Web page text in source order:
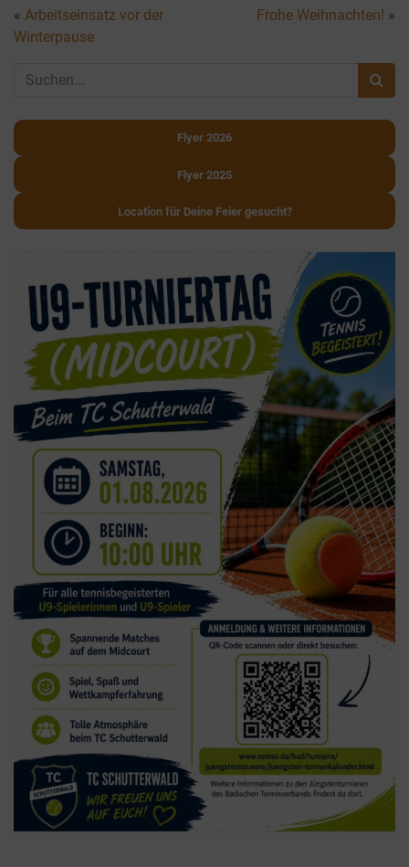
« Arbeitseinsatz vor der
Winterpause
Frohe Weihnachten! »
Flyer 2026
Flyer 2025
Location für Deine Feier gesucht?